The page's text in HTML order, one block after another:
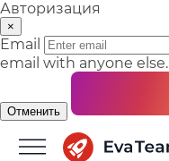
Авторизация
×
Email
email with anyone else.
Отменить